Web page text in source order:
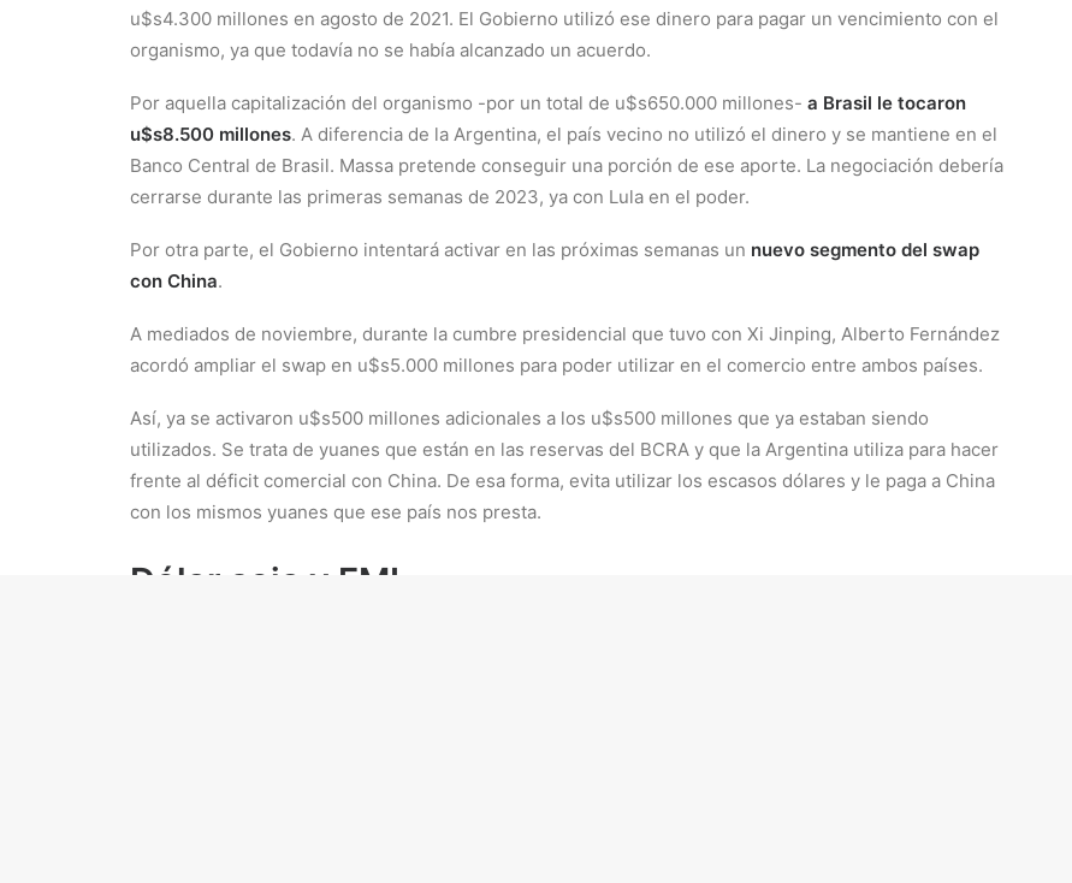
u$s4.300 millones en agosto de 2021. El Gobierno utilizó ese dinero para pagar un vencimiento con el
organismo, ya que todavía no se había alcanzado un acuerdo.
Por aquella capitalización del organismo -por un total de u$s650.000 millones- a Brasil le tocaron
u$s8.500 millones. A diferencia de la Argentina, el país vecino no utilizó el dinero y se mantiene en el
Banco Central de Brasil. Massa pretende conseguir una porción de ese aporte. La negociación debería
cerrarse durante las primeras semanas de 2023, ya con Lula en el poder.
Por otra parte, el Gobierno intentará activar en las próximas semanas un nuevo segmento del swap
con China.
A mediados de noviembre, durante la cumbre presidencial que tuvo con Xi Jinping, Alberto Fernández
acordó ampliar el swap en u$s5.000 millones para poder utilizar en el comercio entre ambos países.
Así, ya se activaron u$s500 millones adicionales a los u$s500 millones que ya estaban siendo
utilizados. Se trata de yuanes que están en las reservas del BCRA y que la Argentina utiliza para hacer
frente al déficit comercial con China. De esa forma, evita utilizar los escasos dólares y le paga a China
con los mismos yuanes que ese país nos presta.
Dólar soja y FMI